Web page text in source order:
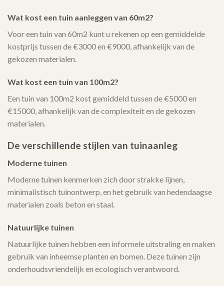
Wat kost een tuin aanleggen van 60m2?
Voor een tuin van 60m2 kunt u rekenen op een gemiddelde
kostprijs tussen de €3000 en €9000, afhankelijk van de
gekozen materialen.
Wat kost een tuin van 100m2?
Een tuin van 100m2 kost gemiddeld tussen de €5000 en
€15000, afhankelijk van de complexiteit en de gekozen
materialen.
De verschillende stijlen van tuinaanleg
Moderne tuinen
Moderne tuinen kenmerken zich door strakke lijnen,
minimalistisch tuinontwerp, en het gebruik van hedendaagse
materialen zoals beton en staal.
Natuurlijke tuinen
Natuurlijke tuinen hebben een informele uitstraling en maken
gebruik van inheemse planten en bomen. Deze tuinen zijn
onderhoudsvriendelijk en ecologisch verantwoord.